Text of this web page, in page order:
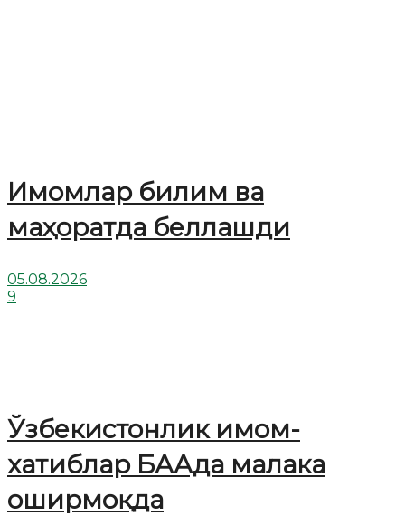
Имомлар билим ва
маҳоратда беллашди
05.08.2026
9
Ўзбекистонлик имом-
хатиблар БААда малака
оширмоқда